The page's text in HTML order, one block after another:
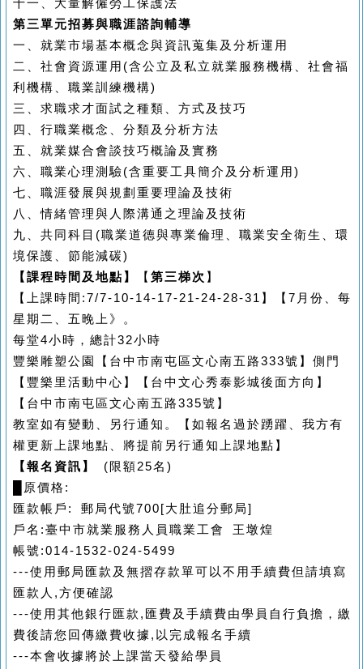
十一、大量解僱勞工保護法
第三單元招募與職涯諮詢輔導
一、就業市場基本概念與資訊蒐集及分析運用
二、社會資源運用 (含公立及私立就業服務機構、社會福
利機構、職業訓練機構)
三、求職求才面試之種類、方式及技巧
四、行職業概念、分類及分析方法
五、就業媒合會談技巧概論及實務
六、職業心理測驗(含重要工具簡介及分析運用 )
七、職涯發展與規劃重要理論及技術
八、情緒管理與人際溝通之理論及技術
九、共同科目 (職業道德與專業倫理、職業安全衛生、環
境保護、節能減碳)
【課程時間及地點】
【 第三梯次 】
【上課時間 :7/7-10-14-17-21-24-28-31 】【 7 月份、每
星期二、五晚上》。
每堂4小時，總計32小時
豐樂雕塑公園【台中市南屯區文心南五路333號】側門
【豐樂里活動中心】【台中文心秀泰影城後面方向】
【台中市南屯區文心南五路335號】
教室如有變動、另行通知。【如報名過於踴躍、我方有
權更新上課地點、將提前另行通知上課地點】
【報名資訊】
( 限額25名 )
原價格 :
匯款帳戶 : 郵局代號700[大肚追分郵局]
戶名 :臺中市就業服務人員職業工會 王墩煌
帳號 :014-1532-024-5499
---使用郵局匯款及無摺存款單可以不用手續費但請填寫
匯款人 ,方便確認
---使用其他銀行匯款 , 匯費及手續費由學員自行負擔，繳
費後請您回傳繳費收據 , 以完成報名手續
---本會收據將於上課當天發給學員